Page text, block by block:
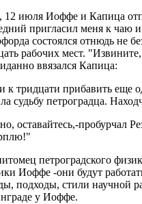
12 июля Иоффе и Капица
пригласил меня к чаю
состоялся отнюдь не
рабочих мест.
ввязался Капица:
к тридцати прибавить еще
судьбу петроградца.
оставайтесь,-пробурчал
петроградского
Иоффе -они будут
подходы, стили научной
у Иоффе.